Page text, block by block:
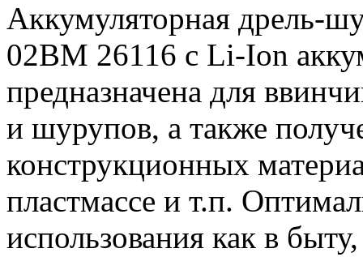
Аккумуляторная дрель-
02BM 26116 с Li-Ion
предназначена для
и шурупов, а также
конструкционных
пластмассе и т.п.
использования как в